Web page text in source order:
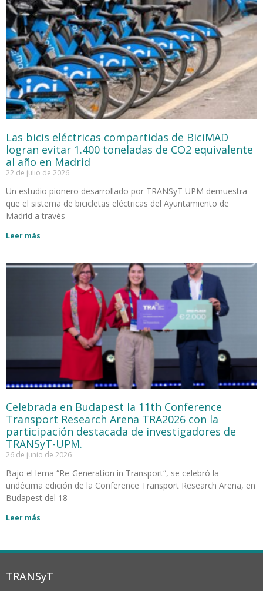
Las bicis eléctricas compartidas de BiciMAD
logran evitar 1.400 toneladas de CO2 equivalente
al año en Madrid
22 de julio de 2026
Un estudio pionero desarrollado por TRANSyT UPM demuestra
que el sistema de bicicletas eléctricas del Ayuntamiento de
Madrid a través
Leer más
Celebrada en Budapest la 11th Conference
Transport Research Arena TRA2026 con la
participación destacada de investigadores de
TRANSyT-UPM.
26 de junio de 2026
Bajo el lema “Re-Generation in Transport“, se celebró la
undécima edición de la Conference Transport Research Arena, en
Budapest del 18
Leer más
TRANSyT